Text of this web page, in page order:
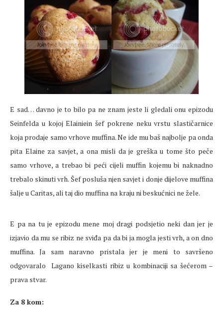
E sad… davno je to bilo pa ne znam jeste li gledali onu epizodu
Seinfelda u kojoj Elainiein šef pokrene neku vrstu slastičarnice
koja prodaje samo vrhove muffina. Ne ide mu baš najbolje pa onda
pita Elaine za savjet, a ona misli da je greška u tome što peče
samo vrhove, a trebao bi peći cijeli muffin kojemu bi naknadno
trebalo skinuti vrh. Šef posluša njen savjet i donje dijelove muffina
šalje u Caritas, ali taj dio muffina na kraju ni beskućnici ne žele.
E pa na tu je epizodu mene moj dragi podsjetio neki dan jer je
izjavio da mu se ribiz ne sviđa pa da bi ja mogla jesti vrh, a on dno
muffina. Ja sam naravno pristala jer je meni to savršeno
odgovaralo
Lagano kiselkasti ribiz u kombinaciji sa šećerom –
prava stvar.
Za 8 kom: